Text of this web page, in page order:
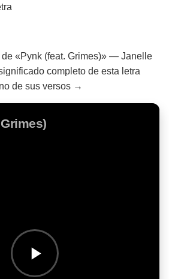
«Pynk (feat. Grimes)» — Janelle
completo de esta letra
de sus versos →